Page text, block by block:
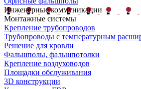
Инженерные коммуникации
Монтажные системы
Крепление трубопроводов
Трубопроводы с температурным
Решение для кровли
Фальшполы, фальшпотолки
Крепление воздуховодов
Площадки обслуживания
3D конструкции